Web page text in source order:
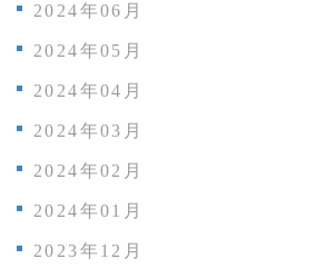
2024年06月
2024年05月
2024年04月
2024年03月
2024年02月
2024年01月
2023年12月